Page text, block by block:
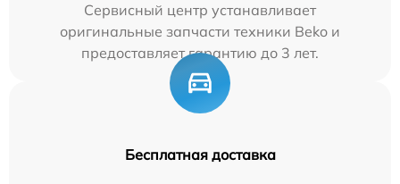
Сервисный центр устанавливает
оригинальные запчасти техники Beko и
предоставляет гарантию до 3 лет.
Бесплатная доставка